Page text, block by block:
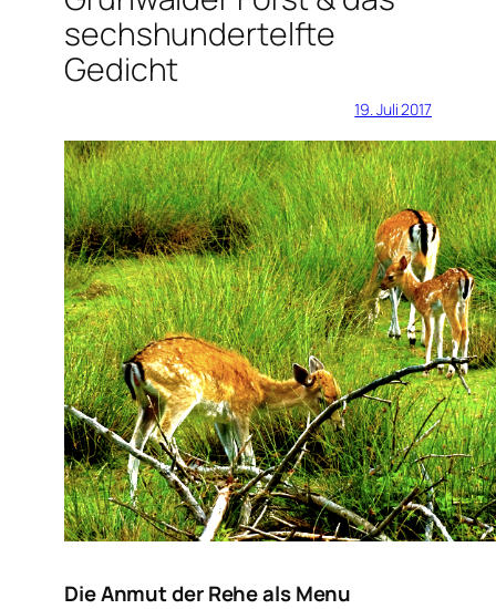
sechshundertelfte
Gedicht
19. Juli 2017
Die Anmut der Rehe als Menu